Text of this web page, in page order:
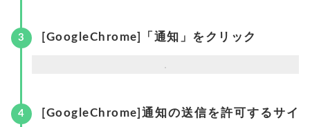
[GoogleChrome]「通知」をクリック
[GoogleChrome]通知の送信を許可するサイ